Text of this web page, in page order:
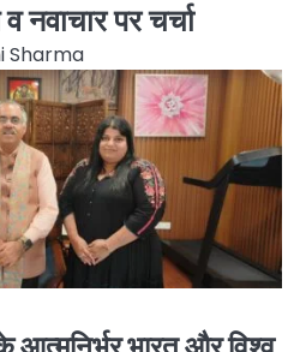
नवाचार पर चर्चा
Sharma